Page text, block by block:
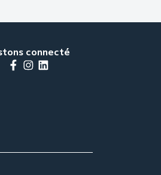
connecté